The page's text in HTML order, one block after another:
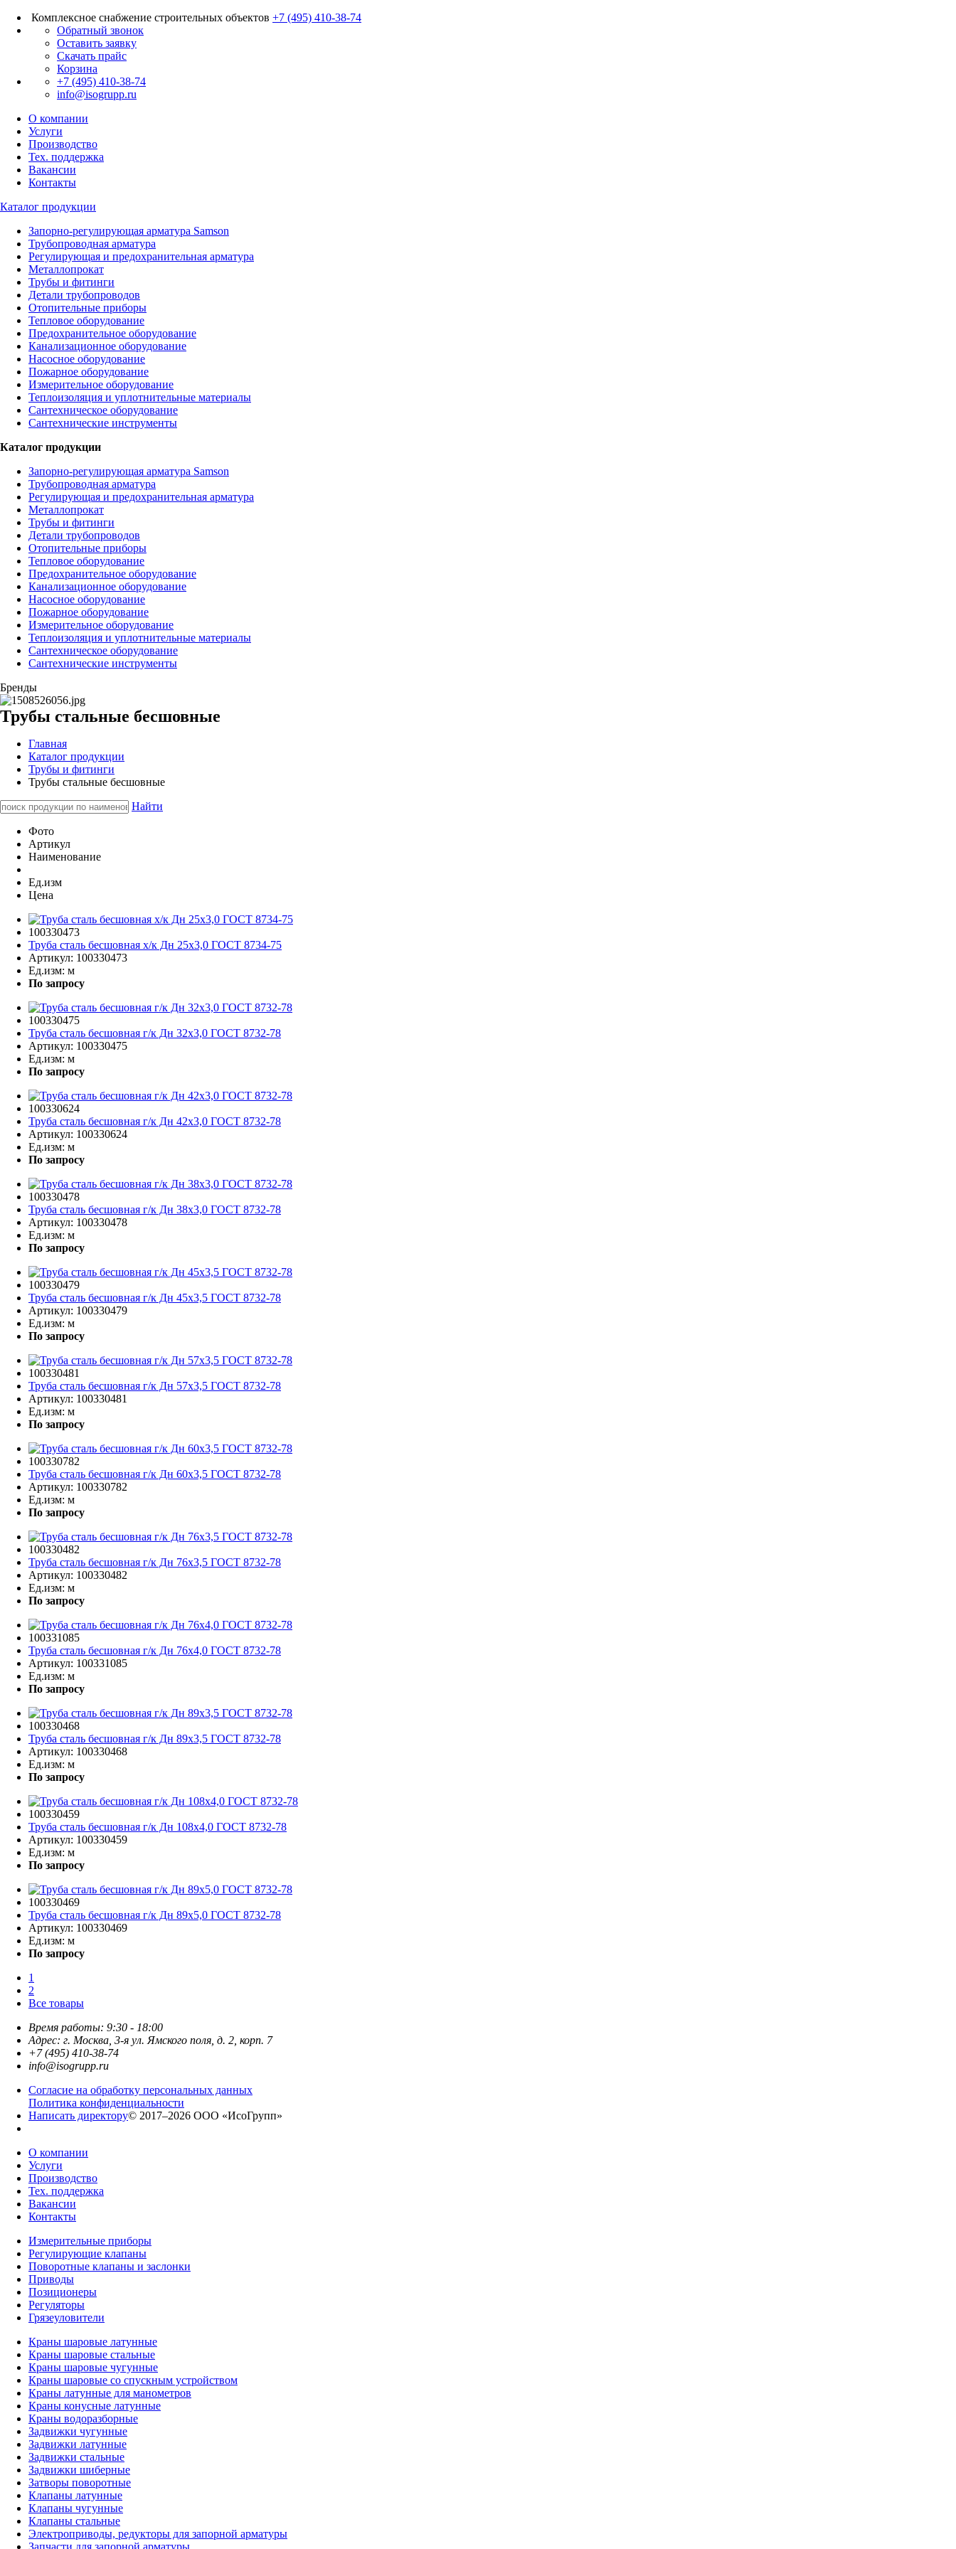
Комплексное снабжение строительных объектов +7 (495) 410-38-74
Обратный звонок
Оставить заявку
Скачать прайс
Корзина
+7 (495) 410-38-74
info@isogrupp.ru
О компании
Услуги
Производство
Тех. поддержка
Вакансии
Контакты
Каталог продукции
Запорно-регулирующая арматура Samson
Трубопроводная арматура
Регулирующая и предохранительная арматура
Металлопрокат
Трубы и фитинги
Детали трубопроводов
Отопительные приборы
Тепловое оборудование
Предохранительное оборудование
Канализационное оборудование
Насосное оборудование
Пожарное оборудование
Измерительное оборудование
Теплоизоляция и уплотнительные материалы
Сантехническое оборудование
Сантехнические инструменты
Каталог продукции
Запорно-регулирующая арматура Samson
Трубопроводная арматура
Регулирующая и предохранительная арматура
Металлопрокат
Трубы и фитинги
Детали трубопроводов
Отопительные приборы
Тепловое оборудование
Предохранительное оборудование
Канализационное оборудование
Насосное оборудование
Пожарное оборудование
Измерительное оборудование
Теплоизоляция и уплотнительные материалы
Сантехническое оборудование
Сантехнические инструменты
Бренды
Трубы стальные бесшовные
Главная
Каталог продукции
Трубы и фитинги
Трубы стальные бесшовные
Найти
Фото
Артикул
Наименование
Ед.изм
Цена
100330473
Труба сталь бесшовная х/к Дн 25х3,0 ГОСТ 8734-75
Артикул: 100330473
Ед.изм: м
По запросу
100330475
Труба сталь бесшовная г/к Дн 32х3,0 ГОСТ 8732-78
Артикул: 100330475
Ед.изм: м
По запросу
100330624
Труба сталь бесшовная г/к Дн 42х3,0 ГОСТ 8732-78
Артикул: 100330624
Ед.изм: м
По запросу
100330478
Труба сталь бесшовная г/к Дн 38х3,0 ГОСТ 8732-78
Артикул: 100330478
Ед.изм: м
По запросу
100330479
Труба сталь бесшовная г/к Дн 45х3,5 ГОСТ 8732-78
Артикул: 100330479
Ед.изм: м
По запросу
100330481
Труба сталь бесшовная г/к Дн 57х3,5 ГОСТ 8732-78
Артикул: 100330481
Ед.изм: м
По запросу
100330782
Труба сталь бесшовная г/к Дн 60х3,5 ГОСТ 8732-78
Артикул: 100330782
Ед.изм: м
По запросу
100330482
Труба сталь бесшовная г/к Дн 76х3,5 ГОСТ 8732-78
Артикул: 100330482
Ед.изм: м
По запросу
100331085
Труба сталь бесшовная г/к Дн 76х4,0 ГОСТ 8732-78
Артикул: 100331085
Ед.изм: м
По запросу
100330468
Труба сталь бесшовная г/к Дн 89х3,5 ГОСТ 8732-78
Артикул: 100330468
Ед.изм: м
По запросу
100330459
Труба сталь бесшовная г/к Дн 108х4,0 ГОСТ 8732-78
Артикул: 100330459
Ед.изм: м
По запросу
100330469
Труба сталь бесшовная г/к Дн 89х5,0 ГОСТ 8732-78
Артикул: 100330469
Ед.изм: м
По запросу
1
2
Все товары
Время работы: 9:30 - 18:00
Адрес: г. Москва, 3-я ул. Ямского поля, д. 2, корп. 7
+7 (495) 410-38-74
info@isogrupp.ru
Согласие на обработку персональных данных
Политика конфиденциальности
Написать директору© 2017–2026 ООО «ИсоГрупп»
О компании
Услуги
Производство
Тех. поддержка
Вакансии
Контакты
Измерительные приборы
Регулирующие клапаны
Поворотные клапаны и заслонки
Приводы
Позиционеры
Регуляторы
Грязеуловители
Краны шаровые латунные
Краны шаровые стальные
Краны шаровые чугунные
Краны шаровые со спускным устройством
Краны латунные для манометров
Краны конусные латунные
Краны водоразборные
Задвижки чугунные
Задвижки латунные
Задвижки стальные
Задвижки шиберные
Затворы поворотные
Клапаны латунные
Клапаны чугунные
Клапаны стальные
Электроприводы, редукторы для запорной арматуры
Запчасти для запорной арматуры